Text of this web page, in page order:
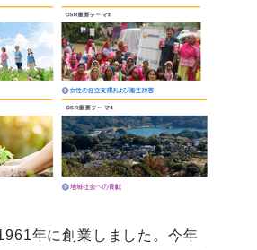
年に創業しました。今年